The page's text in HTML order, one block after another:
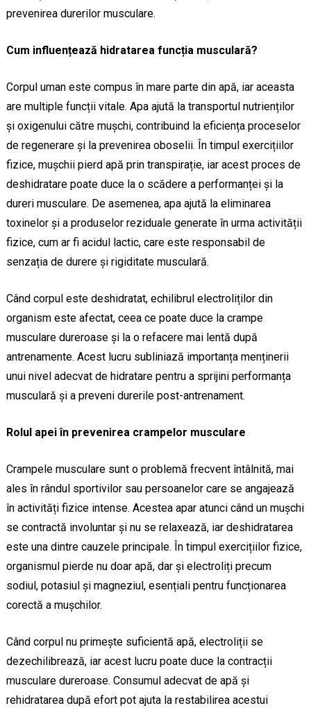
prevenirea durerilor musculare.
Cum influențează hidratarea funcția musculară?
Corpul uman este compus în mare parte din apă, iar aceasta
are multiple funcții vitale. Apa ajută la transportul nutrienților
și oxigenului către mușchi, contribuind la eficiența proceselor
de regenerare și la prevenirea oboselii. În timpul exercițiilor
fizice, mușchii pierd apă prin transpirație, iar acest proces de
deshidratare poate duce la o scădere a performanței și la
dureri musculare. De asemenea, apa ajută la eliminarea
toxinelor și a produselor reziduale generate în urma activității
fizice, cum ar fi acidul lactic, care este responsabil de
senzația de durere și rigiditate musculară.
Când corpul este deshidratat, echilibrul electroliților din
organism este afectat, ceea ce poate duce la crampe
musculare dureroase și la o refacere mai lentă după
antrenamente. Acest lucru subliniază importanța menținerii
unui nivel adecvat de hidratare pentru a sprijini performanța
musculară și a preveni durerile post-antrenament.
Rolul apei în prevenirea crampelor musculare
Crampele musculare sunt o problemă frecvent întâlnită, mai
ales în rândul sportivilor sau persoanelor care se angajează
în activități fizice intense. Acestea apar atunci când un mușchi
se contractă involuntar și nu se relaxează, iar deshidratarea
este una dintre cauzele principale. În timpul exercițiilor fizice,
organismul pierde nu doar apă, dar și electroliți precum
sodiul, potasiul și magneziul, esențiali pentru funcționarea
corectă a mușchilor.
Când corpul nu primește suficientă apă, electroliții se
dezechilibrează, iar acest lucru poate duce la contracții
musculare dureroase. Consumul adecvat de apă și
rehidratarea după efort pot ajuta la restabilirea acestui